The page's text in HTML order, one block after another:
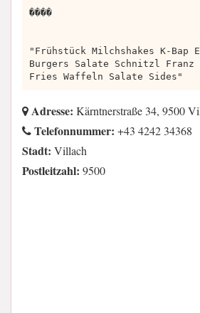
����
"Frühstück Milchshakes K-Bap
Burgers Salate Schnitzl Franz
Fries Waffeln Salate Sides"
Adresse: Kärntnerstraße 34, 9500
Telefonnummer: +43 4242 34368
Stadt: Villach
Postleitzahl: 9500